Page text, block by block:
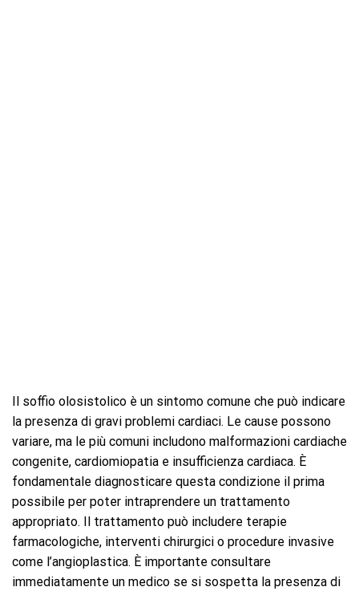
Il soffio olosistolico è un sintomo comune che può indicare
la presenza di gravi problemi cardiaci. Le cause possono
variare, ma le più comuni includono malformazioni cardiache
congenite, cardiomiopatia e insufficienza cardiaca. È
fondamentale diagnosticare questa condizione il prima
possibile per poter intraprendere un trattamento
appropriato. Il trattamento può includere terapie
farmacologiche, interventi chirurgici o procedure invasive
come l’angioplastica. È importante consultare
immediatamente un medico se si sospetta la presenza di